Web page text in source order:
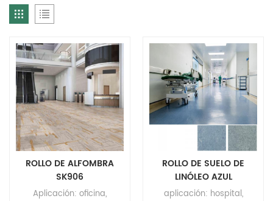
ROLLO DE ALFOMBRA
SK906
Aplicación: oficina,
ROLLO DE SUELO DE
LINÓLEO AZUL
aplicación: hospital,